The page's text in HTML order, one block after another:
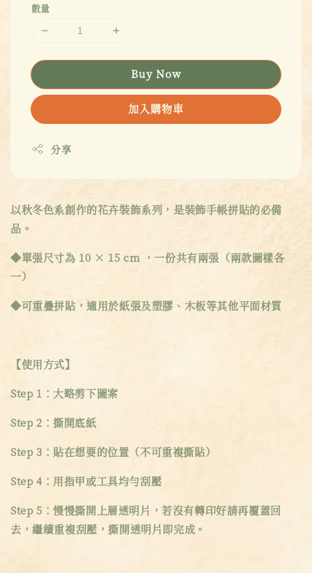
數量
Buy Now
加入購物車
分享
以秋冬色系創作的花卉裝飾系列，是裝飾手帳拼貼的必備
品。
◆單張尺寸為 10 × 15 cm ，一份共有兩張（兩款圖樣各
一）
◆可重疊拼貼，適用於紙張及塑膠、木板等其他平面材質
【使用方式】
Step 1：大略剪下圖案
Step 2：撕開底紙
Step 3：貼在想要的位置（不可重複撕貼）
Step 4：用指甲或工具均勻刮壓
Step 5：慢慢撕開上層透明片，若沒有轉印好請再覆蓋回
去，繼續重複刮壓，撕開透明片即完成。